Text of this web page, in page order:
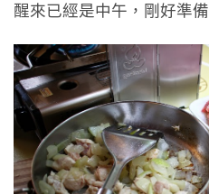
醒來已經是中午，剛好準